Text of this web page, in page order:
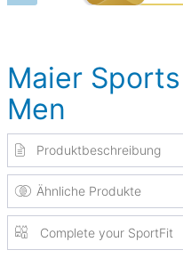
Maier
Men
Produktbeschreibung
Ähnliche Produkte
Complete your SportFit